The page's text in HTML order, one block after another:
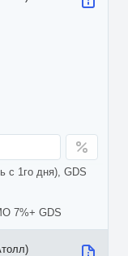
с 1го дня), GDS
7%+ GDS